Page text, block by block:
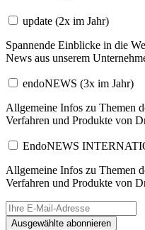
update (2x im Jahr)
Spannende Einblicke in die
News aus unserem
endoNEWS (3x im Jahr)
Allgemeine Infos zu Themen
Verfahren und Produkte von
EndoNEWS
Allgemeine Infos zu Themen
Verfahren und Produkte von
Ausgewählte abonnieren